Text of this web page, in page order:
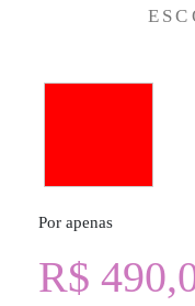
Por apenas
R$